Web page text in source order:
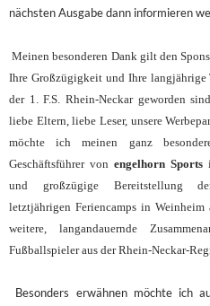
nächsten Ausgabe dann informieren
Meinen besonderen Dank gilt den
Ihre Großzügigkeit und Ihre langjährige
der 1. F.S. Rhein-Neckar geworden
liebe Eltern, liebe Leser, unsere
möchte ich meinen ganz
Geschäftsführer von engelhorn Sports
und großzügige Bereitstellung
letztjährigen Feriencamps in Weinheim
weitere, langandauernde
Fußballspieler aus der Rhein-Neckar-
Besonders erwähnen möchte ich